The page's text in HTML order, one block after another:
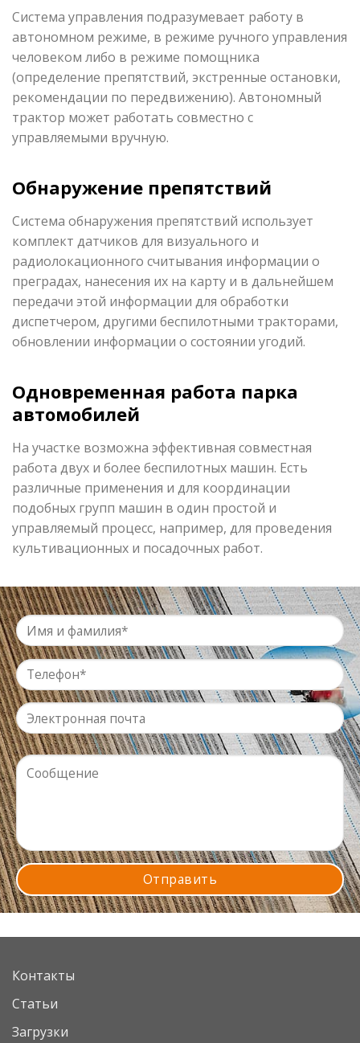
Система управления подразумевает работу в
автономном режиме, в режиме ручного управления
человеком либо в режиме помощника
(определение препятствий, экстренные остановки,
рекомендации по передвижению). Автономный
трактор может работать совместно с
управляемыми вручную.
Обнаружение препятствий
Система обнаружения препятствий использует
комплект датчиков для визуального и
радиолокационного считывания информации о
преградах, нанесения их на карту и в дальнейшем
передачи этой информации для обработки
диспетчером, другими беспилотными тракторами,
обновлении информации о состоянии угодий.
Одновременная работа парка
автомобилей
На участке возможна эффективная совместная
работа двух и более беспилотных машин. Есть
различные применения и для координации
подобных групп машин в один простой и
управляемый процесс, например, для проведения
культивационных и посадочных работ.
Контакты
Статьи
Загрузки